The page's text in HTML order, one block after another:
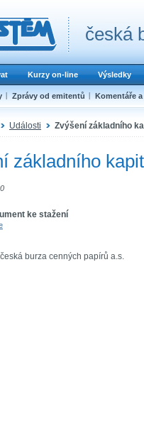
česká
Kurzy on-line Výsledky
Zprávy od emitentů Komentáře
Události Zvýšení základního
základního
ke stažení
burza cenných papírů a.s.